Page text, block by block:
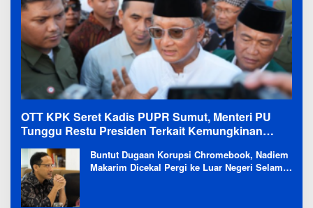
OTT KPK Seret Kadis PUPR Sumut, Menteri PU
Tunggu Restu Presiden Terkait Kemungkinan
Evaluasi Besar
Buntut Dugaan Korupsi Chromebook, Nadiem
Makarim Dicekal Pergi ke Luar Negeri Selama